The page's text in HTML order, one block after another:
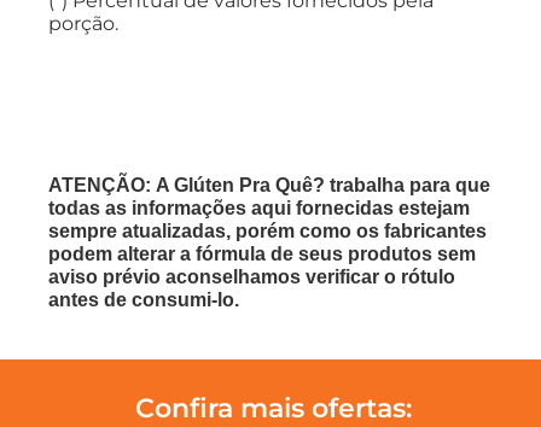
porção.
ATENÇÃO: A Glúten Pra Quê? trabalha para que
todas as informações aqui fornecidas estejam
sempre atualizadas, porém como os fabricantes
podem alterar a fórmula de seus produtos sem
aviso prévio aconselhamos verificar o rótulo
antes de consumi-lo.
Confira mais ofertas: